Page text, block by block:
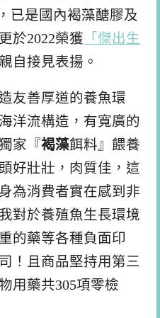
已是國內褐藻醣膠及
於2022榮獲 「傑出生
自接見表揚。
友善厚道的養魚環
洋流構造，有寬廣的
家『 褐藻餌料』餵養
好壯壯，肉質佳，這
為消費者實在感到非
對於養殖魚生長環境
的藥等各種負面印
！且商品堅持用第三
用藥共305項零檢